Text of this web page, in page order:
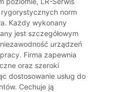
norm
Każdy wykonany
jest szczegółowym
urządzeń
Firma zapewnia
oraz szeroki
dostosowanie usług do
Cechuje ją